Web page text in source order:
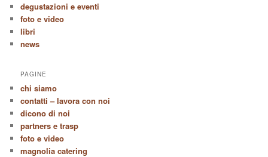
degustazioni e eventi
foto e video
libri
news
PAGINE
chi siamo
contatti – lavora con noi
dicono di noi
partners e trasp
foto e video
magnolia catering